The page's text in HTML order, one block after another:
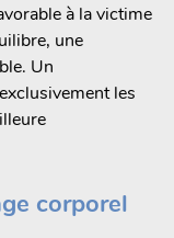
à la victime
une
Un
les
corporel